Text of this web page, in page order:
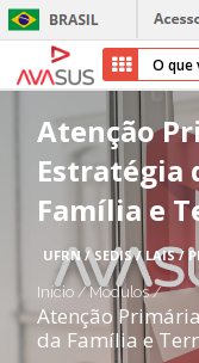
Atenção
Estratégia
Família e
UFRN / SEDIS / LAIS /
Início / Módulos/
Atenção
da Família e